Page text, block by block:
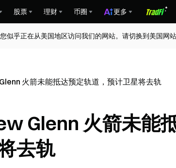
股票 理财 币圈 更多
您似乎正在从美国地区访问我们的网站。请切换到美国网
火箭未能抵达预定轨道，预计卫星将去轨
Glenn 火箭未能
去轨